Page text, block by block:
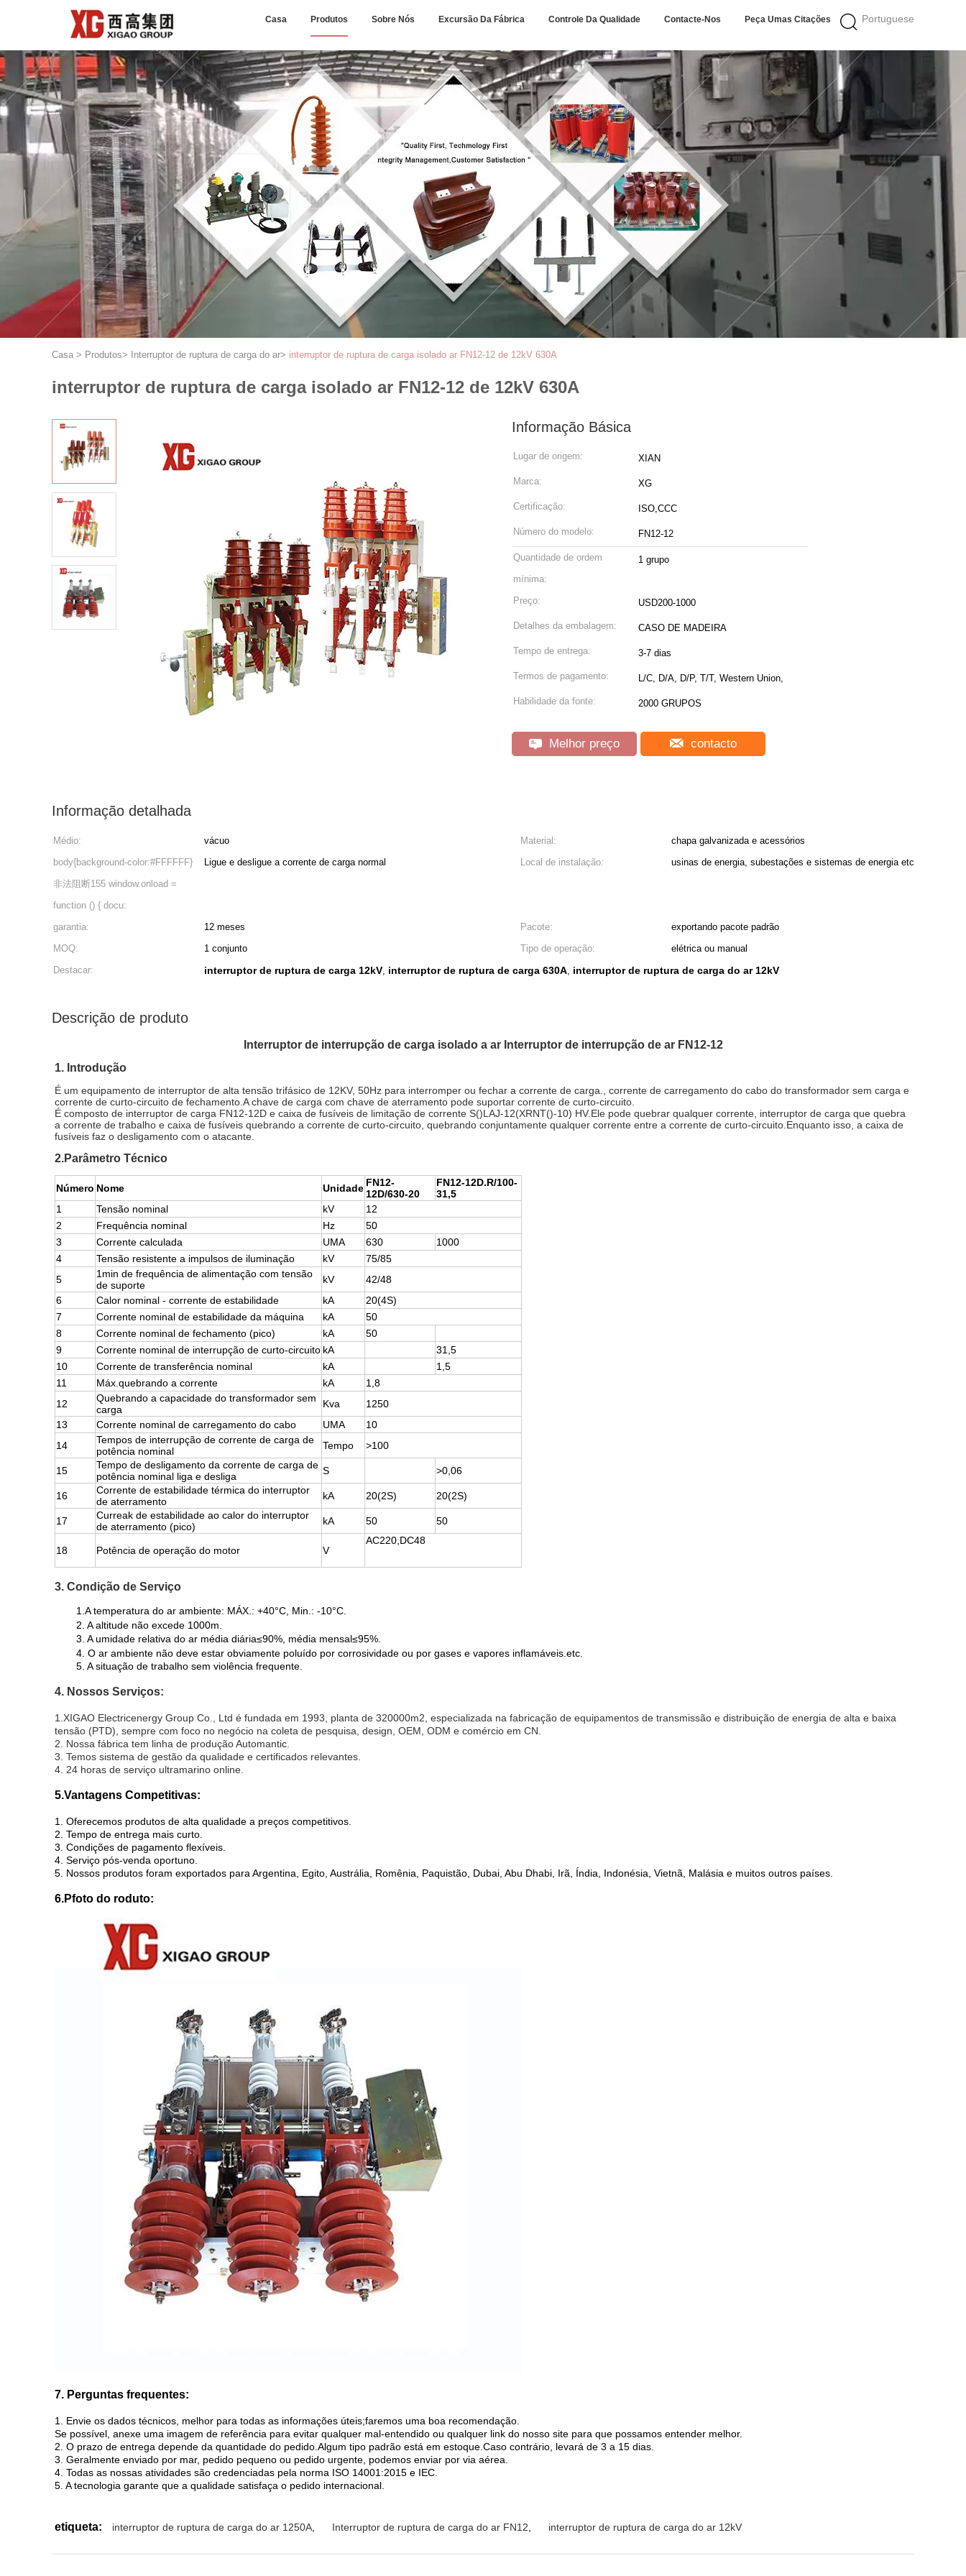
Portuguese
Casa Produtos Sobre Nós Excursão Da Fábrica Controle Da Qualidade Contacte-Nos Peça Umas Citações
Casa > Produtos> Interruptor de ruptura de carga do ar> interruptor de ruptura de carga isolado ar FN12-12 de 12kV 630A
interruptor de ruptura de carga isolado ar FN12-12 de 12kV 630A
Informação Básica
Lugar de origem: XIAN
Marca: XG
Certificação: ISO,CCC
Número do modelo: FN12-12
Quantidade de ordem
mínima:
1 grupo
Preço: USD200-1000
Detalhes da embalagem: CASO DE MADEIRA
Tempo de entrega: 3-7 dias
Termos de pagamento: L/C, D/A, D/P, T/T, Western Union,
Habilidade da fonte: 2000 GRUPOS
Melhor preço contacto
Informação detalhada
Médio: vácuo Material:
chapa galvanizada e acessórios
body{background-color:#FFFFFF}
非法阻断155 window.onload =
function () { docu:
Ligue e desligue a corrente de carga normal Local de instalação: usinas de energia, subestações e sistemas de energia etc
garantia: 12 meses Pacote:
exportando pacote padrão
MOQ:
1 conjunto Tipo de operação:
elétrica ou manual
Destacar:
interruptor de ruptura de carga 12kV, interruptor de ruptura de carga 630A, interruptor de ruptura de carga do ar 12kV
Descrição de produto
Interruptor de interrupção de carga isolado a ar Interruptor de interrupção de ar FN12-12
1. Introdução
É um equipamento de interruptor de alta tensão trifásico de 12KV, 50Hz para interromper ou fechar a corrente de carga., corrente de carregamento do cabo do transformador sem carga e
corrente de curto-circuito de fechamento.A chave de carga com chave de aterramento pode suportar corrente de curto-circuito.
É composto de interruptor de carga FN12-12D e caixa de fusíveis de limitação de corrente S()LAJ-12(XRNT()-10) HV.Ele pode quebrar qualquer corrente, interruptor de carga que quebra
a corrente de trabalho e caixa de fusíveis quebrando a corrente de curto-circuito, quebrando conjuntamente qualquer corrente entre a corrente de curto-circuito.Enquanto isso, a caixa de
fusíveis faz o desligamento com o atacante.
2.Parâmetro Técnico
Número Nome Unidade FN12-
12D/630-20
FN12-12D.R/100-
31,5
1
Tensão nominal kV
12
2
Frequência nominal Hz
50
3
Corrente calculada UMA 630
1000
4
Tensão resistente a impulsos de iluminação kV
75/85
5
1min de frequência de alimentação com tensão
de suporte
kV
42/48
6
Calor nominal - corrente de estabilidade kA
20(4S)
7
Corrente nominal de estabilidade da máquina kA
50
8
Corrente nominal de fechamento (pico) kA
50
9
Corrente nominal de interrupção de curto-circuito kA
31,5
10
Corrente de transferência nominal kA
1,5
11
Máx.quebrando a corrente kA
1,8
12
Quebrando a capacidade do transformador sem
carga
Kva
1250
13
Corrente nominal de carregamento do cabo UMA
10
14
Tempos de interrupção de corrente de carga de
potência nominal
Tempo >100
15
Tempo de desligamento da corrente de carga de
potência nominal liga e desliga
S >0,06
16
Corrente de estabilidade térmica do interruptor
de aterramento
kA 20(2S) 20(2S)
17
Curreak de estabilidade ao calor do interruptor
de aterramento (pico)
kA 50 50
18 Potência de operação do motor V
AC220,DC48
3. Condição de Serviço
1. A temperatura do ar ambiente: MÁX.: +40°C, Min.: -10°C.
2. A altitude não excede 1000m.
3. A umidade relativa do ar média diária≤90%, média mensal≤95%.
4. O ar ambiente não deve estar obviamente poluído por corrosividade ou por gases e vapores inflamáveis.etc.
5. A situação de trabalho sem violência frequente.
4. Nossos Serviços:
1.XIGAO Electricenergy Group Co., Ltd é fundada em 1993, planta de 320000m2, especializada na fabricação de equipamentos de transmissão e distribuição de energia de alta e baixa
tensão (PTD), sempre com foco no negócio na coleta de pesquisa, design, OEM, ODM e comércio em CN.
2. Nossa fábrica tem linha de produção Automantic.
3. Temos sistema de gestão da qualidade e certificados relevantes.
4. 24 horas de serviço ultramarino online.
5.Vantagens Competitivas:
1. Oferecemos produtos de alta qualidade a preços competitivos.
2. Tempo de entrega mais curto.
3. Condições de pagamento flexíveis.
4. Serviço pós-venda oportuno.
5. Nossos produtos foram exportados para Argentina, Egito, Austrália, Romênia, Paquistão, Dubai, Abu Dhabi, Irã, Índia, Indonésia, Vietnã, Malásia e muitos outros países.
6.Pfoto do roduto:
7. Perguntas frequentes:
1. Envie os dados técnicos, melhor para todas as informações úteis;faremos uma boa recomendação.
Se possível, anexe uma imagem de referência para evitar qualquer mal-entendido ou qualquer link do nosso site para que possamos entender melhor.
2. O prazo de entrega depende da quantidade do pedido.Algum tipo padrão está em estoque.Caso contrário, levará de 3 a 15 dias.
3. Geralmente enviado por mar, pedido pequeno ou pedido urgente, podemos enviar por via aérea.
4. Todas as nossas atividades são credenciadas pela norma ISO 14001:2015 e IEC.
5. A tecnologia garante que a qualidade satisfaça o pedido internacional.
etiqueta: interruptor de ruptura de carga do ar 1250A Interruptor de ruptura de carga do ar FN12 interruptor de ruptura de carga do ar 12kV